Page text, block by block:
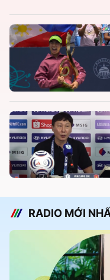
RADIO MỚI